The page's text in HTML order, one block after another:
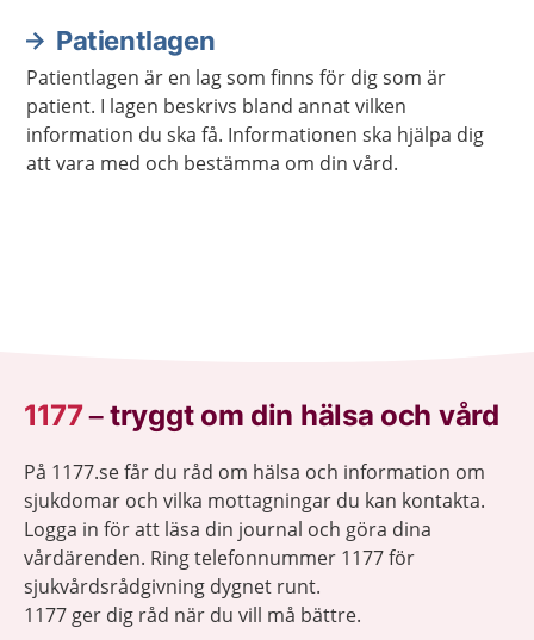
Patientlagen
Patientlagen är en lag som finns för dig som är
patient. I lagen beskrivs bland annat vilken
information du ska få. Informationen ska hjälpa dig
att vara med och bestämma om din vård.
1177–tryggt om din hälsa och vård
På 1177.se får du råd om hälsa och information om
sjukdomar och vilka mottagningar du kan kontakta.
Logga in för att läsa din journal och göra dina
vårdärenden. Ring telefonnummer 1177 för
sjukvårdsrådgivning dygnet runt.
1177 ger dig råd när du vill må bättre.